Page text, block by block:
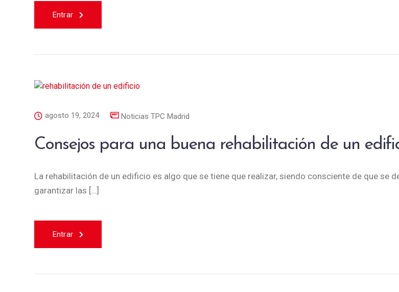
Entrar
agosto 19, 2024 Noticias TPC Madrid
Consejos para una buena rehabilitación de un
La rehabilitación de un edificio es algo que se tiene que realizar, siendo consciente de que se
garantizar las […]
Entrar